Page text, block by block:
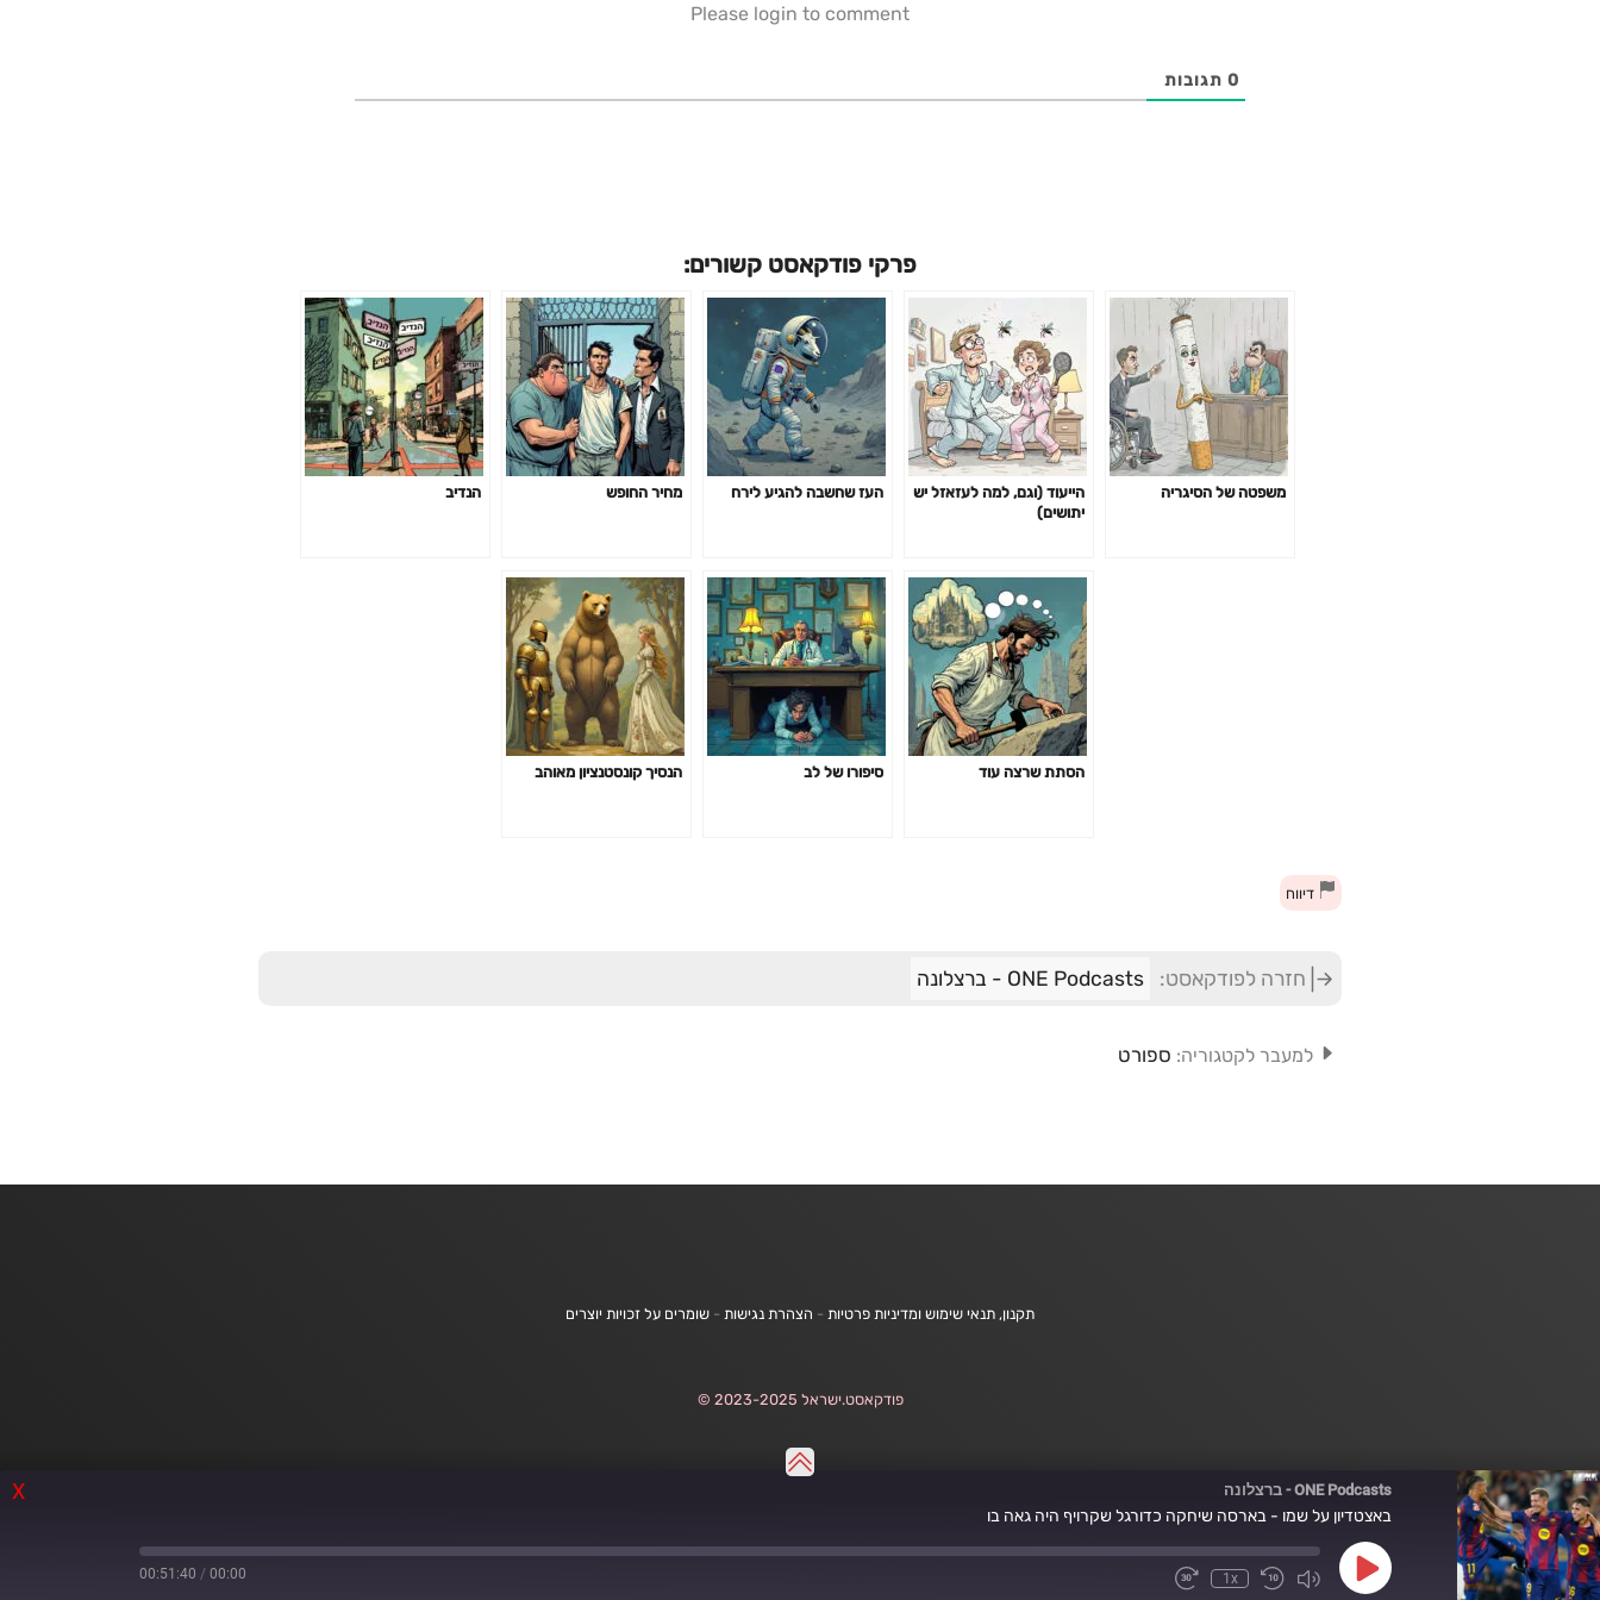
X ONE Podcasts - ברצלונה
באצטדיון על שמו - בארסה שיחקה כדורגל שקרויף היה גאה בו
Play
Episode
Mute/Unmute
Rewind
1x
Fast
00:00
/
00:51:40
Please login to comment
0 תגובות
פרקי פודקאסט קשורים:
משפטה של הסיגריה
הייעוד (וגם, למה לעזאזל יש
יתושים)
העז שחשבה להגיע לירח מחיר החופש הנדיב
הסתת שרצה עוד סיפורו של לב הנסיך קונסטנציון מאוהב
דיווח
חזרה לפודקאסט: ONE Podcasts - ברצלונה
למעבר לקטגוריה: ספורט
תקנון, תנאי שימוש ומדיניות פרטיות - הצהרת נגישות - שומרים על זכויות יוצרים
פודקאסט.ישראל 2023-2025 ©